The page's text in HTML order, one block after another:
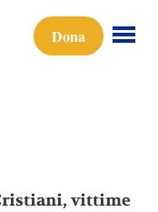
Dona
vittime